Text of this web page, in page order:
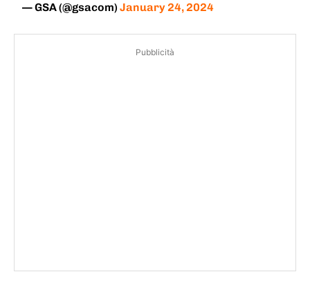
— GSA (@gsacom)January 24, 2024
Pubblicità